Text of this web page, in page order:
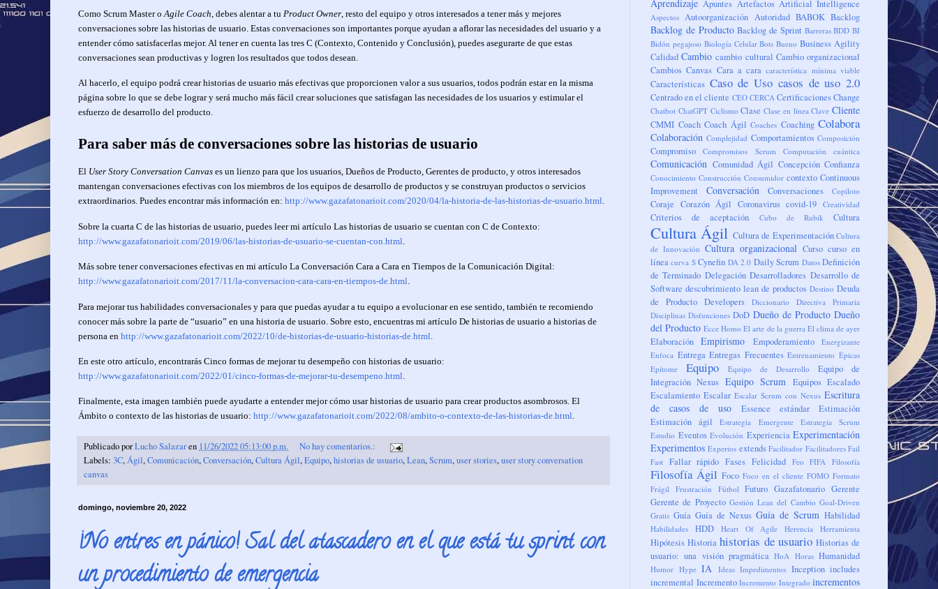
Como Scrum Master o Agile Coach , debes alentar a tu Product Owner , resto del equipo y otros interesados a tener más y mejores
conversaciones sobre las historias de usuario. Estas conversaciones son importantes porque ayudan a aflorar las necesidades del usuario y a
entender cómo satisfacerlas mejor. Al tener en cuenta las tres C (Contexto, Contenido y Conclusión), puedes asegurarte de que estas
conversaciones sean productivas y logren los resultados que todos desean.
Al hacerlo, el equipo podrá crear historias de usuario más efectivas que proporcionen valor a sus usuarios, todos podrán estar en la misma
página sobre lo que se debe lograr y será mucho más fácil crear soluciones que satisfagan las necesidades de los usuarios y estimular el
esfuerzo de desarrollo del producto.
Para saber más de conversaciones sobre las historias de usuario
El User Story Conversation Canvas es un lienzo para que los usuarios, Dueños de Producto, Gerentes de producto, y otros interesados
mantengan conversaciones efectivas con los miembros de los equipos de desarrollo de productos y se construyan productos o servicios
extraordinarios. Puedes encontrar más información en: http://www.gazafatonarioit.com/2020/04/la-historia-de-las-historias-de-usuario.html.
Sobre la cuarta C de las historias de usuario, puedes leer mi artículo Las historias de usuario se cuentan con C de Contexto:
http://www.gazafatonarioit.com/2019/06/las-historias-de-usuario-se-cuentan-con.html
Más sobre tener conversaciones efectivas en mi artículo La Conversación Cara a Cara en Tiempos de la Comunicación Digital:
http://www.gazafatonarioit.com/2017/11/la-conversacion-cara-cara-en-tiempos-de.html.
Para mejorar tus habilidades conversacionales y para que puedas ayudar a tu equipo a evolucionar en ese sentido, también te recomiendo
conocer más sobre la parte de “usuario” en una historia de usuario. Sobre esto, encuentras mi artículo De historias de usuario a historias de
persona en http://www.gazafatonarioit.com/2022/10/de-historias-de-usuario-historias-de.html
En este otro artículo, encontrarás Cinco formas de mejorar tu desempeño con historias de usuario:
http://www.gazafatonarioit.com/2022/01/cinco-formas-de-mejorar-tu-desempeno.html.
Finalmente, esta imagen también puede ayudarte a entender mejor cómo usar historias de usuario para crear productos asombrosos. El
Ámbito o contexto de las historias de usuario: http://www.gazafatonarioit.com/2022/08/ambito-o-contexto-de-las-historias-de.html.
Publicado porLucho Salazaren 11/26/2022 05:13:00 p.m.
No hay comentarios.:
Labels: 3C,Ágil,Comunicación,Conversación,Cultura Ágil,Equipo,historias de usuario,Lean,Scrum,user stories,user story conversation
canvas
domingo, noviembre 20, 2022
¡No entres en pánico! Sal del atascadero en el que está tu sprint con
un procedimiento de emergencia
Aprendizaje Apuntes Artefactos Artificial Intelligence
Aspectos Autoorganización Autoridad BABOK Backlog
Backlog de Producto Backlog de Sprint Barreras BDD BI
Bidón pegajoso Biología Celular Bots Bueno Business Agility
Calidad Cambio cambio cultural Cambio organizacional
Cambios Canvas Cara a cara característica mínima viable
Características Caso de Uso casos de uso 2.0
Centrado en el cliente CEO CERCA CertificacionesChange
Chatbot ChatGPT Ciclismo Clase Clase en línea Clave Cliente
CMMI Coach Coach Ágil Coaches Coaching Colabora
Colaboración Complejidad Comportamientos Composición
Compromiso Compromisos Scrum Computación cuántica
Comunicación Comunidad Ágil Concepción Confianza
Conocimiento Construcción Consumidor contexto Continuous
Improvement
Conversación Conversaciones Copiloto
Coraje Corazón Ágil Coronavirus covid-19 Creatividad
Criterios de aceptación Cubo de Rubik Cultura
Cultura Ágil Cultura de Experimentación Cultura
de Innovación Cultura organizacional Curso curso en
línea curva S Cynefin DA 2.0 Daily Scrum Datos Definición
de Terminado Delegación Desarrolladores Desarrollo de
Software descubrimiento lean de productos Destino Deuda
de Producto Developers Diccionario
Directiva Primaria
Disciplinas Disfunciones DoD Dueño de Producto Dueño
del Producto Ecce Homo El arte de la guerra El clima de ayer
Elaboración Empirismo Empoderamiento
Energizante
Enfoca Entrega Entregas Frecuentes Entrenamiento Épicas
Epítome
Equipo Equipo de Desarrollo
Equipo de
Integración Nexus Equipo Scrum Equipos Escalado
Escalamiento Escalar Escalar Scrum con Nexus Escritura
de casos de uso
Essence estándar
Estimación
Estimación ágil
Estrategia Emergente
Estrategia Scrum
Estudio Eventos Evolución Experiencia Experimentación
Experimentos Expertos extends Facilitador Facilitadores Fail
Fast Fallar rápido Fases Felicidad Feo FIFA Filosofía
Filosofía Ágil Foco Foco en el cliente FOMO Formato
Frágil
Frustración Fútbol Futuro Gazafatonario Gerente
Gerente de Proyecto Gestión Lean del Cambio Goal-Driven
Gratis Guía Guía de Nexus Guía de Scrum Habilidad
Habilidades HDD Heart Of Agile Herencia Herramienta
Hipótesis Historia historias de usuario Historias de
usuario: una visión pragmática HoA Horas Humanidad
Humor Hype IA Ideas Impedimentos Inception includes
incremental Incremento Incremento Integrado incrementos